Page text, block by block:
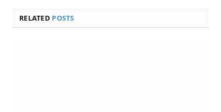
RELATED POSTS